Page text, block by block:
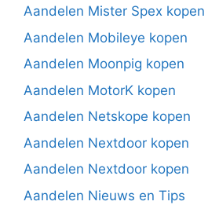
Aandelen Mister Spex kopen
Aandelen Mobileye kopen
Aandelen Moonpig kopen
Aandelen MotorK kopen
Aandelen Netskope kopen
Aandelen Nextdoor kopen
Aandelen Nextdoor kopen
Aandelen Nieuws en Tips